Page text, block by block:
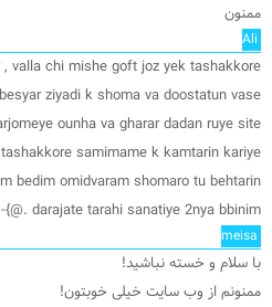
ممنون
valla chi mishe goft joz yek tashakkore
ziyadi k shoma va doostatun vase
ounha va gharar dadan ruye site
samimame k kamtarin kariye
bedim omidvaram shomaro tu behtarin
darajate tarahi sanatiye 2nya bbinim .@}-@}-@}-
با سلام و خسته نباشید!
ممنونم از وب سایت خیلی خوبتون!